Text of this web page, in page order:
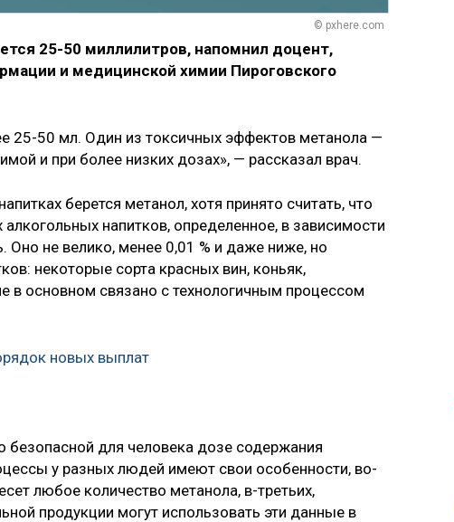
© pxhere.com
25-50 миллилитров, напомнил доцент,
и медицинской химии Пироговского
25-50 мл. Один из токсичных эффектов метанола —
и при более низких дозах», — рассказал врач.
берется метанол, хотя принято считать, что
напитков, определенное, в зависимости
Оно не велико, менее 0,01 % и даже ниже, но
некоторые сорта красных вин, коньяк,
в основном связано с технологичным процессом
новых выплат
безопасной для человека дозе содержания
у разных людей имеют свои особенности, во-
любое количество метанола, в-третьих,
продукции могут использовать эти данные в